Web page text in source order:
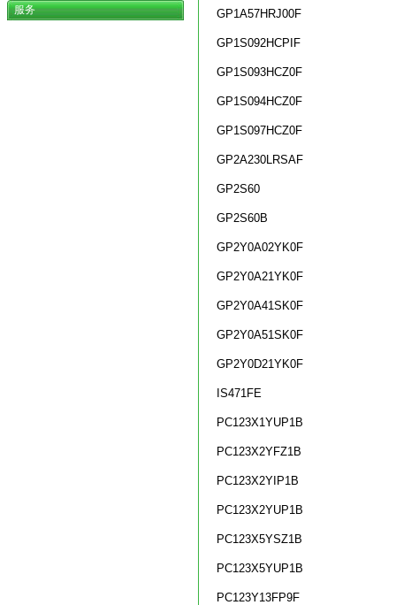
服务 GP1A57HRJ00F
GP1S092HCPIF
GP1S093HCZ0F
GP1S094HCZ0F
GP1S097HCZ0F
GP2A230LRSAF
GP2S60
GP2S60B
GP2Y0A02YK0F
GP2Y0A21YK0F
GP2Y0A41SK0F
GP2Y0A51SK0F
GP2Y0D21YK0F
IS471FE
PC123X1YUP1B
PC123X2YFZ1B
PC123X2YIP1B
PC123X2YUP1B
PC123X5YSZ1B
PC123X5YUP1B
PC123Y13FP9F